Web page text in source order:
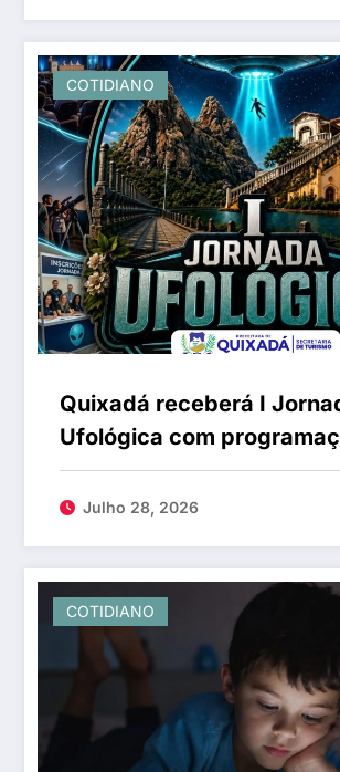
COTIDIANO
Quixadá receberá I
Ufológica com
sobre astronomia e
região
Julho 28, 2026
COTIDIANO